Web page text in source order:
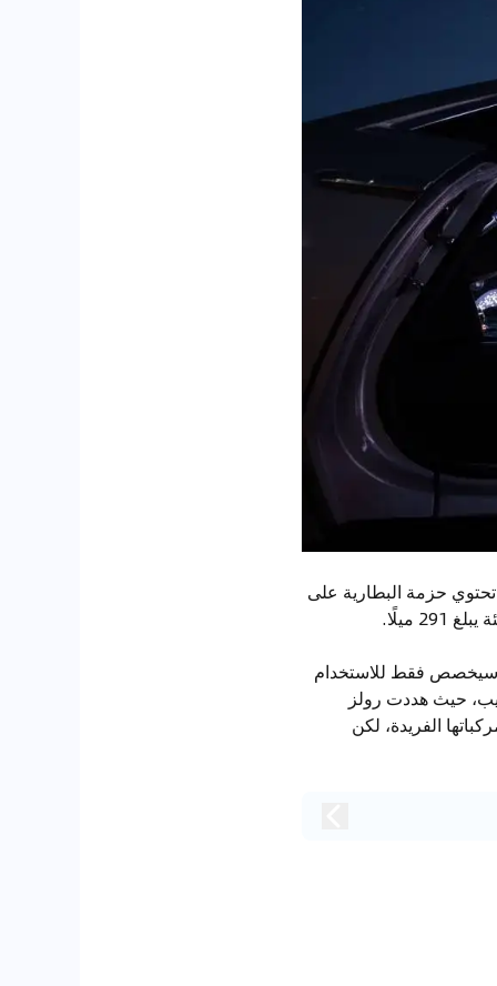
لونا فلاير بنظام دفع رباعي بمحركين مزدوجين يوفر 584 حصانًا. تحتوي حزمة البطارية على
سيخصص فقط للاستخدام
حيث هددت رولز
الفريدة، لكن